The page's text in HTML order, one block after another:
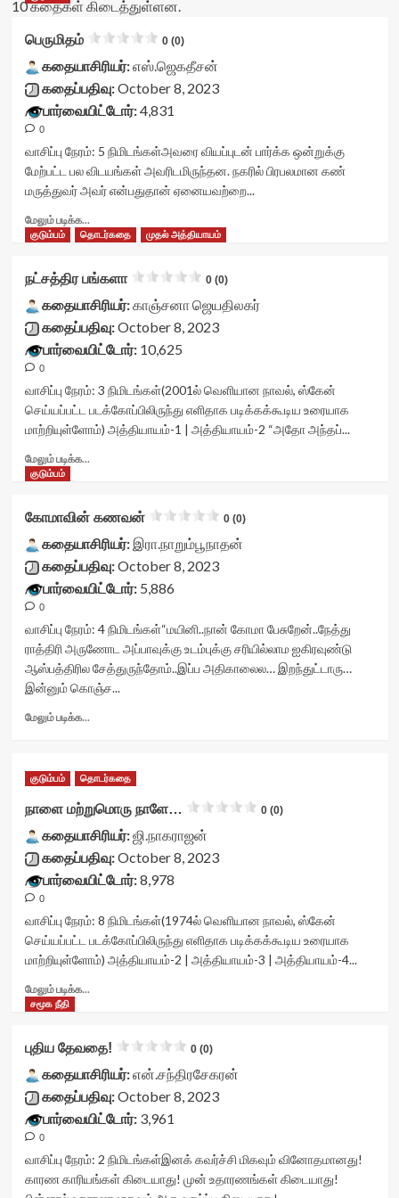
10 கதைகள் கிடைத்துள்ளன.
பெருமிதம் 0 (0)
கதையாசிரியர்:எஸ்.ஜெகதீசன்
கதைப்பதிவு:October 8, 2023
பார்வையிட்டோர்:4,831
0
வாசிப்பு நேரம்: 5 நிமிடங்கள்அவரை வியப்புடன் பார்க்க ஒன்றுக்கு
மேற்பட்ட பல விடயங்கள் அவரிடமிருந்தன. நகரில் பிரபலமான கண்
மருத்துவர் அவர் என்பதுதான் ஏனையவற்றை...
மேலும் படிக்க...
more
பெருமிதம்<div
class="yasr-
vv-
stars-
title-
container">
class='yasr-
stars-
title
yasr-
votes-
readonly-
ed614ee7b61aa'
data-
data-
rater-
starsize='16'
data-
rater-
data-
data-
attribute='true'
</div>
<span
class='yasr-
average'>0
(0)
</span>
குடும்பம் தொடர்கதை முதல் அத்தியாயம்
நட்சத்திர பங்களா 0 (0)
கதையாசிரியர்:காஞ்சனா ஜெயதிலகர்
கதைப்பதிவு:October 8, 2023
பார்வையிட்டோர்:10,625
0
வாசிப்பு நேரம்: 3 நிமிடங்கள்(2001ல் வெளியான நாவல், ஸ்கேன்
செய்யப்பட்ட படக்கோப்பிலிருந்து எளிதாக படிக்கக்கூடிய உரையாக
மாற்றியுள்ளோம்) அத்தியாயம்-1 | அத்தியாயம்-2 “அதோ அந்தப்...
மேலும் படிக்க...
பங்களா<div
class="yasr-
vv-
stars-
title-
<div
class='yasr-
stars-
title
yasr-
votes-
rater-
66ebe4736aa14'
data-
rating='0'
data-
starsize='16'
data-
rater-
postid='41418'
readonly-
attribute='true'
>
</div>
<span
title-
average'>0
குடும்பம்
கோமாவின் கணவன் 0 (0)
கதையாசிரியர்: இரா.நாறும்பூநாதன்
கதைப்பதிவு:October 8, 2023
பார்வையிட்டோர்:5,886
0
வாசிப்பு நேரம்: 4 நிமிடங்கள்“மயினி..நான் கோமா பேசுறேன்..நேத்து
ராத்திரி அருணோட அப்பாவுக்கு உடம்புக்கு சரியில்லாம ஐகிரவுண்டு
ஆஸ்பத்திரில சேத்துருந்தோம்..இப்ப அதிகாலைல… இறந்துட்டாரு…
இன்னும் கொஞ்ச...
மேலும் படிக்க...
கணவன்<div
vv-
stars-
title-
container">
<div
stars-
title
yasr-
rater-
readonly-
rater-
64ea461ac876a'
data-
rating='0'
rater-
starsize='16'
குடும்பம் தொடர்கதை
நாளை மற்றுமொரு நாளே… 0 (0)
கதையாசிரியர்:ஜி.நாகராஜன்
கதைப்பதிவு:October 8, 2023
பார்வையிட்டோர்:8,978
0
வாசிப்பு நேரம்: 8 நிமிடங்கள்(1974ல் வெளியான நாவல், ஸ்கேன்
செய்யப்பட்ட படக்கோப்பிலிருந்து எளிதாக படிக்கக்கூடிய உரையாக
மாற்றியுள்ளோம்) அத்தியாயம்-2 | அத்தியாயம்-3 | அத்தியாயம்-4...
மேலும் படிக்க...
மற்றுமொரு
நாளே…
<div
class="yasr-
vv-
title-
container">
சமூக நீதி
புதிய தேவதை! 0 (0)
கதையாசிரியர்:என்.சந்திரசேகரன்
கதைப்பதிவு:October 8, 2023
பார்வையிட்டோர்:3,961
0
வாசிப்பு நேரம்: 2 நிமிடங்கள்இனக் கவர்ச்சி மிகவும் வினோதமானது!
காரண காரியங்கள் கிடையாது! முன் உதாரணங்கள் கிடையாது!